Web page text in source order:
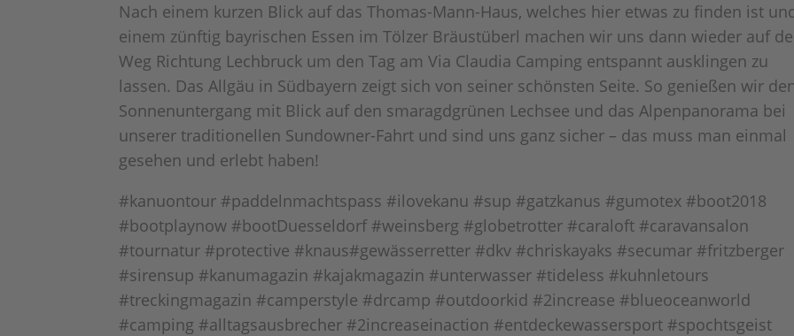
Nach einem kurzen Blick auf das Thomas-Mann-Haus, welches hier etwas zu finden ist
einem zünftig bayrischen Essen im Tölzer Bräustüberl machen wir uns dann wieder auf
Weg Richtung Lechbruck um den Tag am Via Claudia Camping entspannt ausklingen zu
lassen. Das Allgäu in Südbayern zeigt sich von seiner schönsten Seite. So genießen wir
Sonnenuntergang mit Blick auf den smaragdgrünen Lechsee und das Alpenpanorama bei
unserer traditionellen Sundowner-Fahrt und sind uns ganz sicher – das muss man einmal
gesehen und erlebt haben!
#kanuontour #paddelnmachtspass #ilovekanu #sup #gatzkanus #gumotex #boot2018
#bootplaynow #bootDuesseldorf #weinsberg #globetrotter #caraloft #caravansalon
#tournatur #protective #knaus#gewässerretter #dkv #chriskayaks #secumar #fritzberger
#sirensup #kanumagazin #kajakmagazin #unterwasser #tideless #kuhnletours
#treckingmagazin #camperstyle #drcamp #outdoorkid #2increase #blueoceanworld
#camping #alltagsausbrecher #2increaseinaction #entdeckewassersport #spochtsgeist